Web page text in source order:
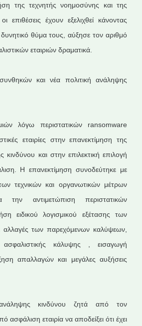
της τεχνητής νοημοσύνης και της
επιθέσεις έχουν εξελιχθεί κάνοντας
δυνητικό θύμα τους, αύξησε τον αριθμό
εταιριών δραματικά.
και νέα πολιτική ανάληψης
λόγω περιστατικών ransomware
εταιρίες στην επανεκτίμηση της
κινδύνου και στην επιλεκτική επιλογή
Η επανεκτίμηση συνοδεύτηκε με
τεχνικών και οργανωτικών μέτρων
την αντιμετώπιση περιστατικών
ειδικού λογισμικού εξέτασης των
των παρεχόμενων καλύψεων,
κάλυψης , εισαγωγή
απαλλαγών και μεγάλες αυξήσεις
κινδύνου ζητά από τον
ασφάλιση εταιρία να αποδείξει ότι έχει